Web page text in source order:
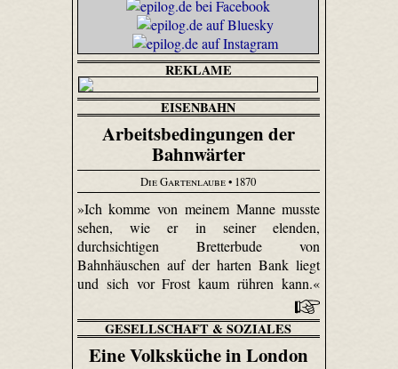
REKLAME
EISENBAHN
Arbeitsbedingungen der
Bahnwärter
Die Gartenlaube• 1870
»Ich komme von meinem Manne musste
sehen, wie er in seiner elenden,
durchsichtigen Bretterbude von
Bahnhäuschen auf der harten Bank liegt
und sich vor Frost kaum rühren kann.«
GESELLSCHAFT & SOZIALES
Eine Volksküche in London